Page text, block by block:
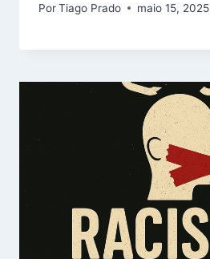
PorTiago Prado maio 15, 2025